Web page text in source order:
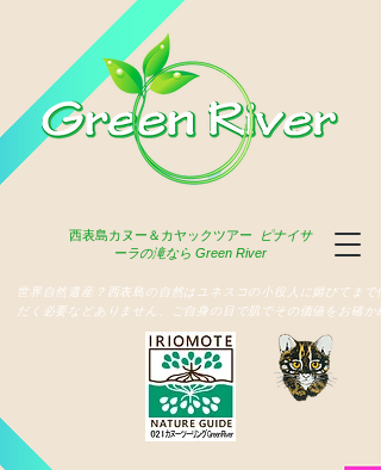
西表島カヌー＆カヤックツアー
ピナイサ
ーラの滝なら Green River
世界自然遺産？西表島の自然はユネスコの小役人に媚びてまで
だく必要などありません、ご自身の目で肌でその価値をお確か